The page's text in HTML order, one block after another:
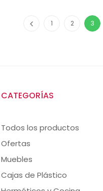
1 2 3
CATEGORÍAS
Todos los productos
Ofertas
Muebles
Cajas de Plástico